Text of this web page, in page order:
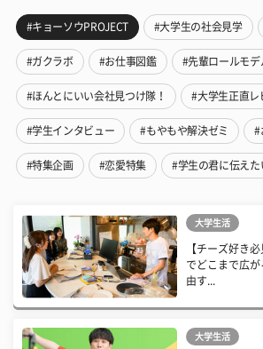
#キョーソウPROJECT #大学生の社会見学
#ガクラボ #お仕事図鑑 #先輩ロールモデ
#ほんとにいい会社見つけ隊！ #大学生正直レ
#学生インタビュー #もやもや解決ゼミ #
#特集企画 #恋愛特集 #学生の君に伝えた
大学生活
【チーズ好き
でどこまで広
由す...
大学生活